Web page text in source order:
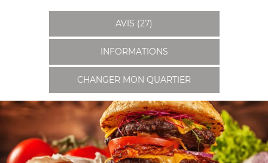
AVIS (27)
INFORMATIONS
CHANGER MON QUARTIER